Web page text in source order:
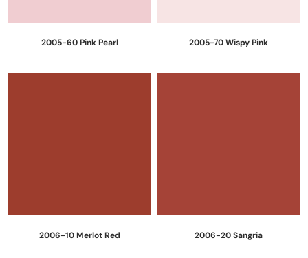
2005-60 Pink Pearl 2005-70 Wispy Pink
2006-10 Merlot Red 2006-20 Sangria